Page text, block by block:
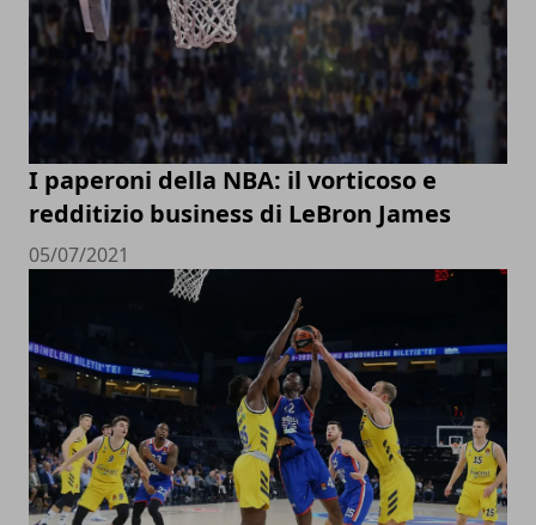
I paperoni della NBA: il vorticoso e
redditizio business di LeBron James
05/07/2021